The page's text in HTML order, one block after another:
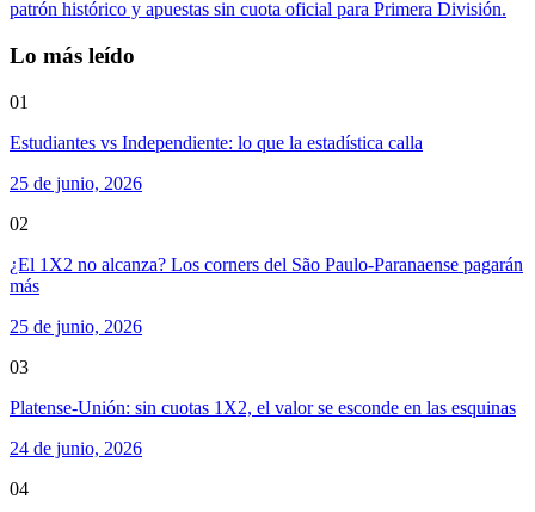
patrón histórico y apuestas sin cuota oficial para Primera División.
Lo más leído
01
Estudiantes vs Independiente: lo que la estadística calla
25 de junio, 2026
02
¿El 1X2 no alcanza? Los corners del São Paulo-Paranaense pagarán
más
25 de junio, 2026
03
Platense-Unión: sin cuotas 1X2, el valor se esconde en las esquinas
24 de junio, 2026
04